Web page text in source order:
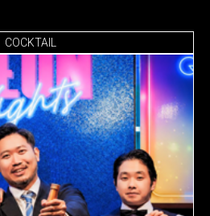
COCKTAIL